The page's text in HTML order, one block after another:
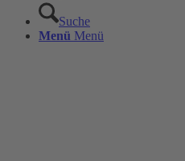
Suche
Menü Menü